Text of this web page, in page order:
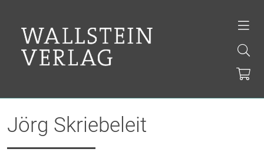
Jörg Skriebeleit